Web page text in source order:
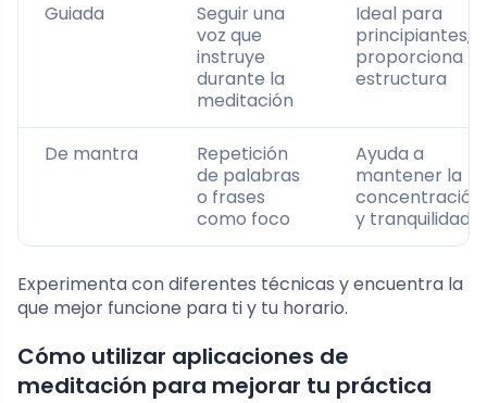
Guiada
Seguir una
voz que
instruye
durante la
meditación
Ideal para
principiantes,
proporciona
estructura
De mantra
Repetición
de palabras
o frases
como foco
Ayuda a
mantener la
concentración
y tranquilidad
Experimenta con diferentes técnicas y encuentra la
que mejor funcione para ti y tu horario.
Cómo utilizar aplicaciones de
meditación para mejorar tu práctica